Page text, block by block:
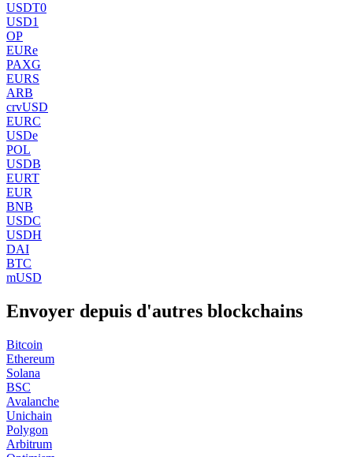
USDT0
USD1
OP
EURe
PAXG
EURS
ARB
crvUSD
EURC
USDe
POL
USDB
EURT
EUR
BNB
USDC
USDH
DAI
BTC
mUSD
Envoyer depuis d'autres blockchains
Bitcoin
Ethereum
Solana
BSC
Avalanche
Unichain
Polygon
Arbitrum